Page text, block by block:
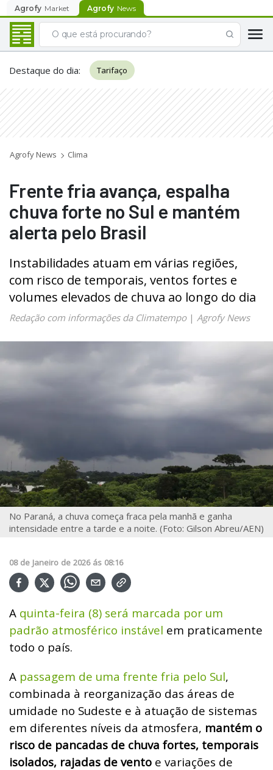
Agrofy Market Agrofy News
Destaque do dia: Tarifaço
Agrofy News Clima
Frente fria avança, espalha
chuva forte no Sul e mantém
alerta pelo Brasil
Instabilidades atuam em várias regiões,
com risco de temporais, ventos fortes e
volumes elevados de chuva ao longo do dia
Redação com informações da Climatempo| Agrofy News
No Paraná, a chuva começa fraca pela manhã e ganha
intensidade entre a tarde e a noite. (Foto: Gilson Abreu/AEN)
08 de Janeiro de 2026 ás 08:16
A quinta-feira (8) será marcada por um
padrão atmosférico instável em praticamente
todo o país.
A passagem de uma frente fria pelo Sul,
combinada à reorganização das áreas de
umidade no Sudeste e à atuação de sistemas
em diferentes níveis da atmosfera, mantém o
risco de pancadas de chuva fortes, temporais
isolados, rajadas de vento e variações de